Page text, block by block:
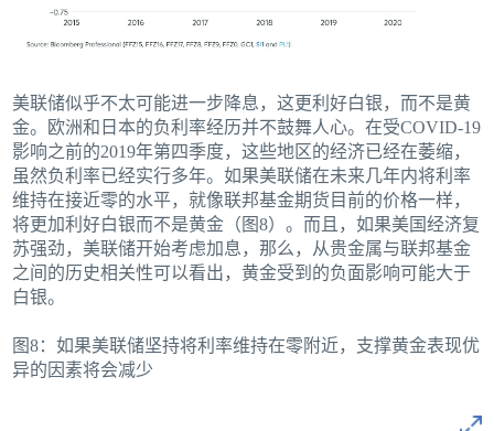
美联储似乎不太可能进一步降息，这更利好白银，而不是黄
金。欧洲和日本的负利率经历并不鼓舞人心。在受COVID-19
影响之前的2019年第四季度，这些地区的经济已经在萎缩，
虽然负利率已经实行多年。如果美联储在未来几年内将利率
维持在接近零的水平，就像联邦基金期货目前的价格一样，
将更加利好白银而不是黄金（图8）。而且，如果美国经济复
苏强劲，美联储开始考虑加息，那么，从贵金属与联邦基金
之间的历史相关性可以看出，黄金受到的负面影响可能大于
白银。
图8：如果美联储坚持将利率维持在零附近，支撑黄金表现优
异的因素将会减少